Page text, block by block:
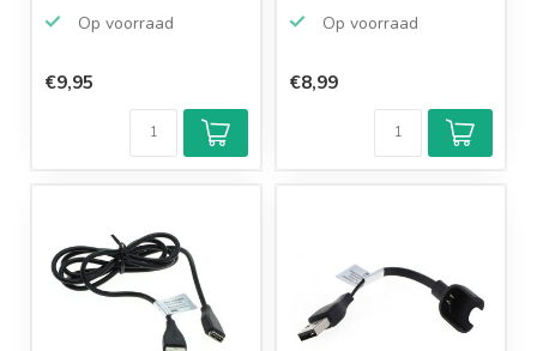
Op voorraad
€9,95
Op voorraad
€8,99